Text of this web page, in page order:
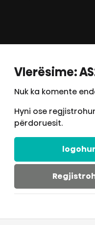
Vlerësime:
Nuk ka komente
Hyni ose
përdoruesit.